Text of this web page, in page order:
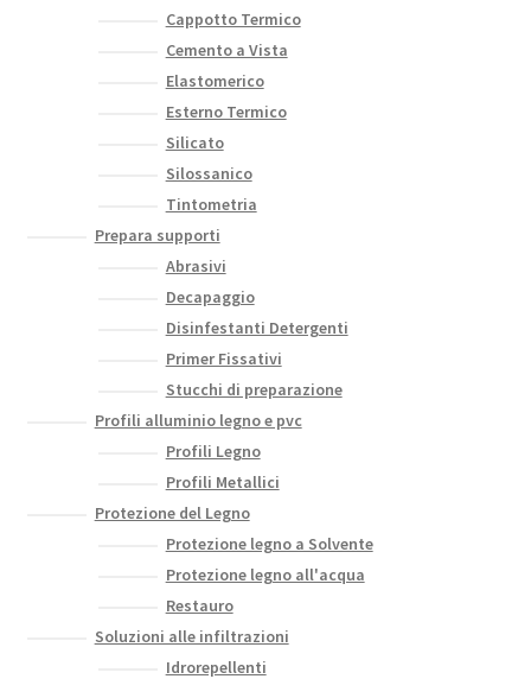
Cappotto Termico
Cemento a Vista
Elastomerico
Esterno Termico
Silicato
Silossanico
Tintometria
Prepara supporti
Abrasivi
Decapaggio
Disinfestanti Detergenti
Primer Fissativi
Stucchi di preparazione
Profili alluminio legno e pvc
Profili Legno
Profili Metallici
Protezione del Legno
Protezione legno a Solvente
Protezione legno all'acqua
Restauro
Soluzioni alle infiltrazioni
Idrorepellenti